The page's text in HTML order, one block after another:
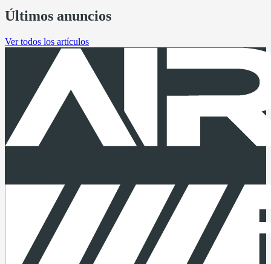
Últimos anuncios
Ver todos los artículos